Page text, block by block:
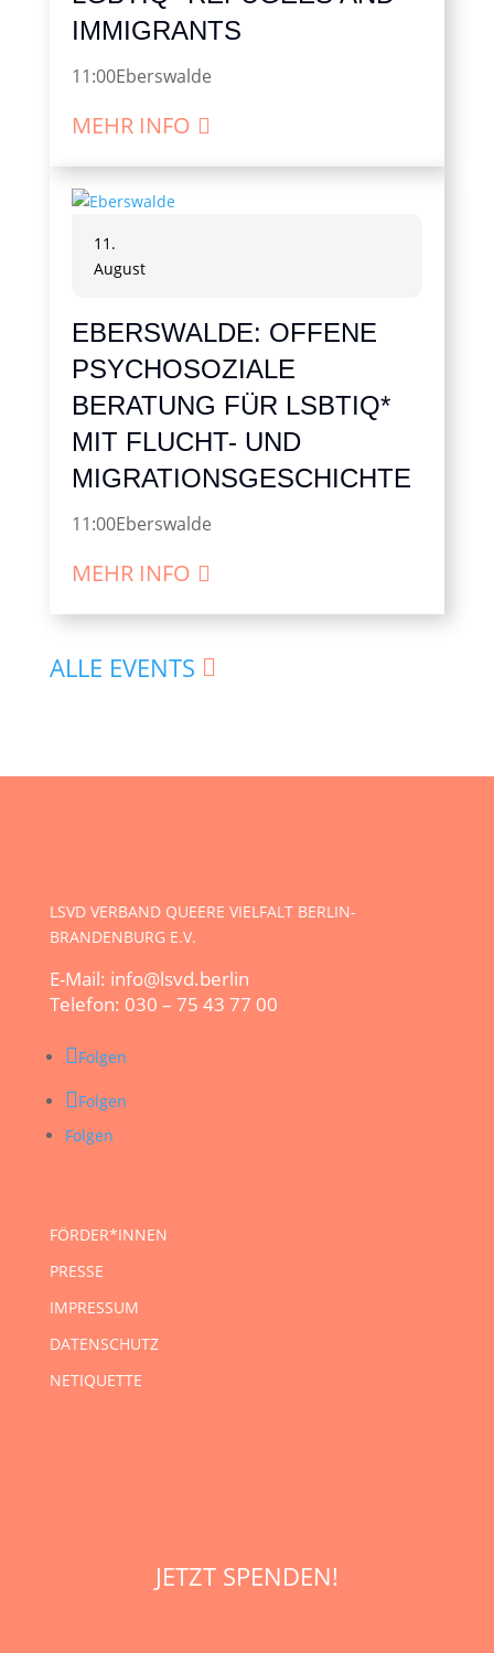
IMMIGRANTS
11:00Eberswalde
MEHR INFO
11.
August
EBERSWALDE: OFFENE
PSYCHOSOZIALE
BERATUNG FÜR LSBTIQ*
MIT FLUCHT- UND
MIGRATIONSGESCHICHTE
11:00Eberswalde
MEHR INFO
ALLE EVENTS
LSVD VERBAND QUEERE VIELFALT BERLIN-
BRANDENBURG E.V.
E-Mail: info@lsvd.berlin
Telefon: 030 – 75 43 77 00
Folgen
Folgen
Folgen
FÖRDER*INNEN
PRESSE
IMPRESSUM
DATENSCHUTZ
NETIQUETTE
JETZT SPENDEN!